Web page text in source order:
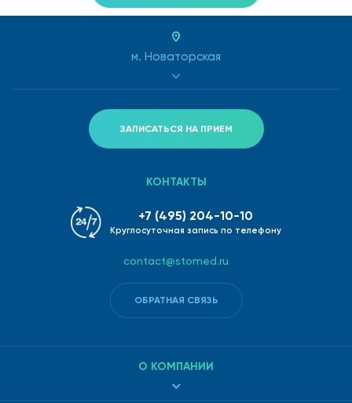
м. Новаторская
ЗАПИСАТЬСЯ НА ПРИЕМ
О КОМПАНИИ
КОНТАКТЫ
+7 (495) 204-10-10
Круглосуточная запись по телефону
contact@stomed.ru
ОБРАТНАЯ СВЯЗЬ